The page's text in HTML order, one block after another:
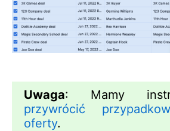
Uwaga: Mamy
przywrócić
oferty.